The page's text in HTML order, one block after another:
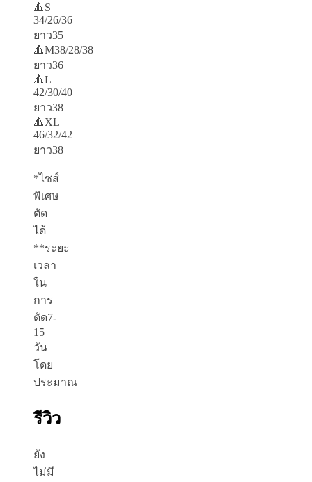
🔺S
34/26/36
ยาว35
🔺M38/28/38
ยาว36
🔺L
42/30/40
ยาว38
🔺XL
46/32/42
ยาว38
*ไซส์
พิเศษ
ตัด
ได้
**ระยะ
เวลา
ใน
การ
ตัด7-
15
วัน
โดย
ประมาณ
รีวิว
ยัง
ไม่มี